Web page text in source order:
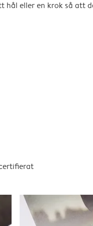
hål eller en krok så att